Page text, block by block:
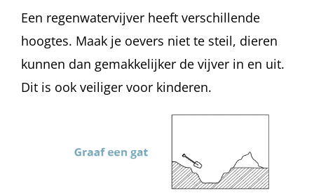
Een regenwatervijver heeft verschillende
hoogtes. Maak je oevers niet te steil, dieren
kunnen dan gemakkelijker de vijver in en uit.
Dit is ook veiliger voor kinderen.